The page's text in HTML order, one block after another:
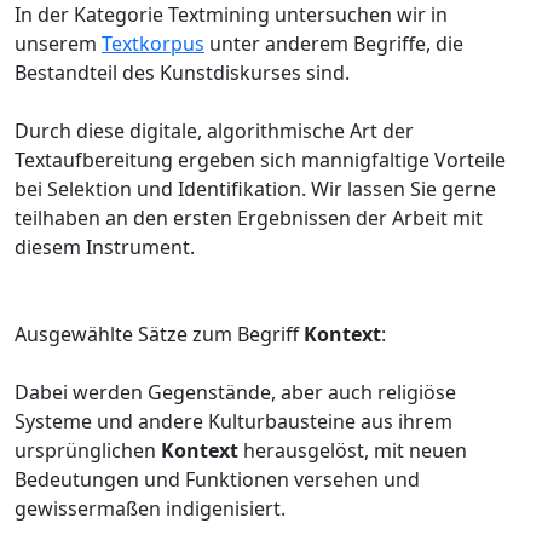
In der Kategorie Textmining untersuchen wir in
unserem Textkorpus unter anderem Begriffe, die
Bestandteil des Kunstdiskurses sind.
Durch diese digitale, algorithmische Art der
Textaufbereitung ergeben sich mannigfaltige Vorteile
bei Selektion und Identifikation. Wir lassen Sie gerne
teilhaben an den ersten Ergebnissen der Arbeit mit
diesem Instrument.
Ausgewählte Sätze zum BegriffKontext:
Dabei werden Gegenstände, aber auch religiöse
Systeme und andere Kulturbausteine aus ihrem
ursprünglichen Kontext herausgelöst, mit neuen
Bedeutungen und Funktionen versehen und
gewissermaßen indigenisiert.